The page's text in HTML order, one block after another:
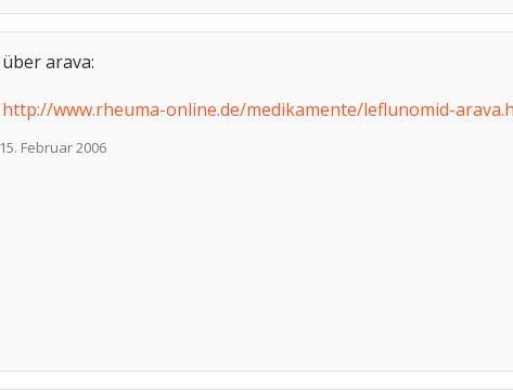
über arava:
http://www.rheuma-online.de/medikamente/leflunomid-
15. Februar 2006